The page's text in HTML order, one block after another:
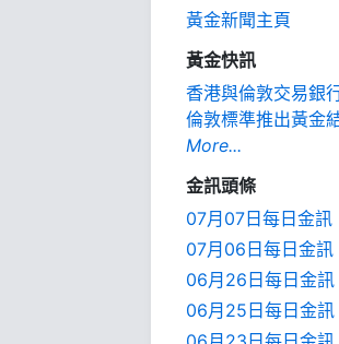
黃金新聞主頁
黃金快訊
香港與倫敦交易銀
倫敦標準推出黃金
More...
金訊頭條
07月07日每日金訊
07月06日每日金訊
06月26日每日金訊
06月25日每日金訊